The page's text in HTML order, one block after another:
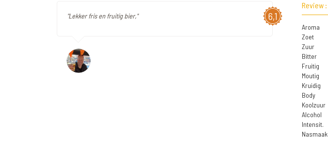
6,1
"Lekker fris en fruitig bier,"
Review :
Aroma
Zoet
Zuur
Bitter
Fruitig
Moutig
Kruidig
Body
Koolzuur
Alcohol
Intensit.
Nasmaak